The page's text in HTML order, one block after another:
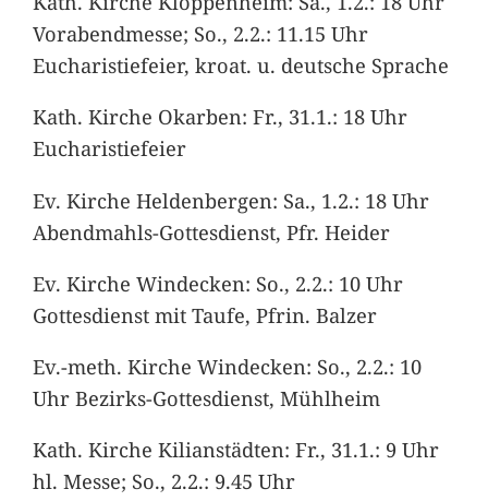
Vorabendmesse; So., 2.2.: 11.15 Uhr
Eucharistiefeier, kroat. u. deutsche Sprache
Kath. Kirche Okarben: Fr., 31.1.: 18 Uhr
Eucharistiefeier
Ev. Kirche Heldenbergen: Sa., 1.2.: 18 Uhr
Abendmahls-Gottesdienst, Pfr. Heider
Ev. Kirche Windecken: So., 2.2.: 10 Uhr
Gottesdienst mit Taufe, Pfrin. Balzer
Ev.-meth. Kirche Windecken: So., 2.2.: 10
Uhr Bezirks-Gottesdienst, Mühlheim
Kath. Kirche Kilianstädten: Fr., 31.1.: 9 Uhr
hl. Messe; So., 2.2.: 9.45 Uhr